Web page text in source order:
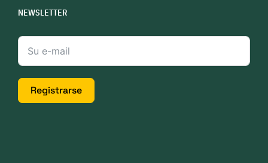
NEWSLETTER
Registrarse